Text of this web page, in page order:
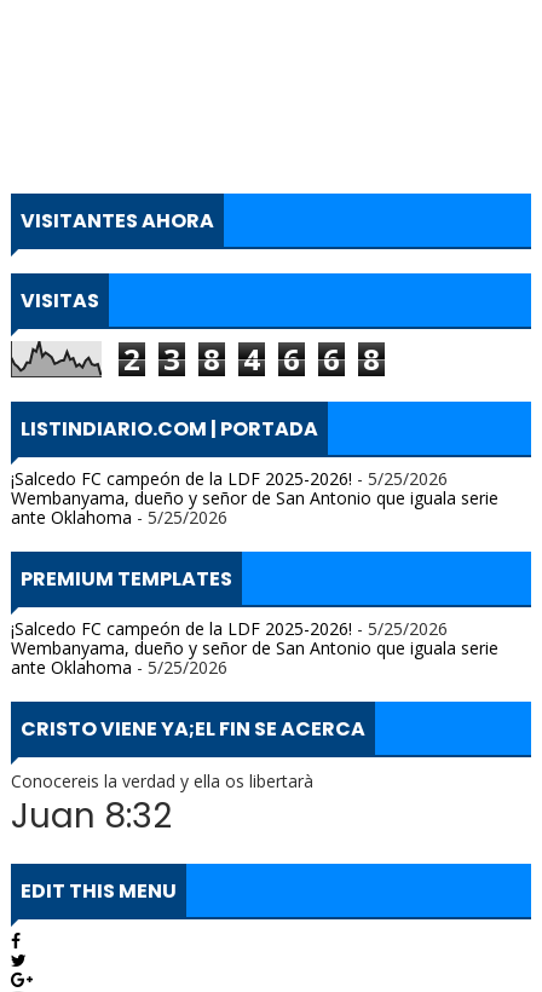
VISITANTES AHORA
VISITAS
2 3 8 4 6 6 8
LISTINDIARIO.COM | PORTADA
¡Salcedo FC campeón de la LDF 2025-2026! - 5/25/2026
Wembanyama, dueño y señor de San Antonio que iguala serie
ante Oklahoma - 5/25/2026
PREMIUM TEMPLATES
¡Salcedo FC campeón de la LDF 2025-2026! - 5/25/2026
Wembanyama, dueño y señor de San Antonio que iguala serie
ante Oklahoma - 5/25/2026
CRISTO VIENE YA;EL FIN SE ACERCA
Conocereis la verdad y ella os libertarà
Juan 8:32
EDIT THIS MENU